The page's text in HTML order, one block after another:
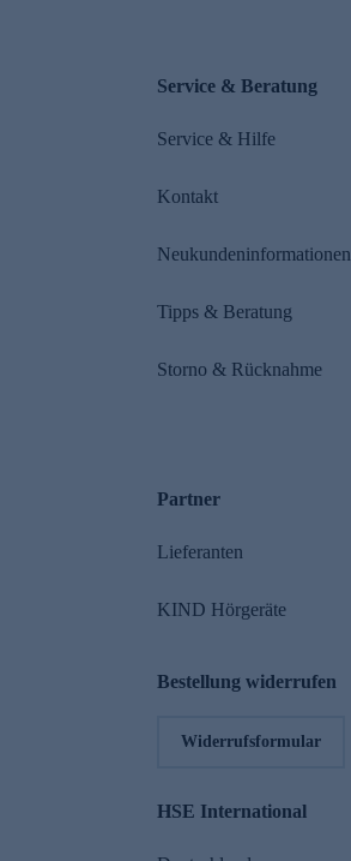
Service & Beratung
Service & Hilfe
Kontakt
Neukundeninformationen
Tipps & Beratung
Storno & Rücknahme
Partner
Lieferanten
KIND Hörgeräte
Bestellung widerrufen
Widerrufsformular
HSE International